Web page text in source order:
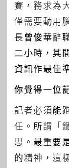
賽，務求為
僅需要動用
長 曾俊華辭
二小時，其
資訊作最佳
你覺得一位
記者必須能
任。所謂「
思。最重要
的精神，這